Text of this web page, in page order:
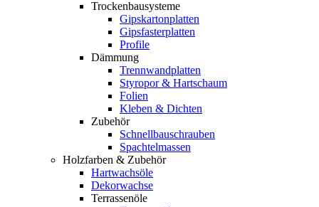
Trockenbausysteme
Gipskartonplatten
Gipsfasterplatten
Profile
Dämmung
Trennwandplatten
Styropor & Hartschaum
Folien
Kleben & Dichten
Zubehör
Schnellbauschrauben
Spachtelmassen
Holzfarben & Zubehör
Hartwachsöle
Dekorwachse
Terrassenöle